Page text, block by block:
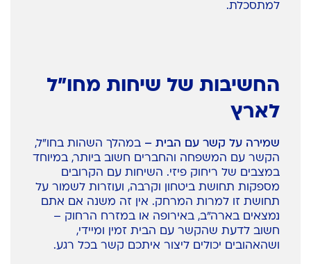
למתסכלת.
החשיבות של שיחות מחו"ל
לארץ
שמירה על קשר עם הבית – במהלך השהות בחו"ל,
הקשר עם המשפחה והחברים חשוב ביותר, במיוחד
במצבים של ריחוק פיזי. השיחות עם הקרובים
מספקות תחושת ביטחון וקרבה, ועוזרות לשמור על
תחושת זו למרות המרחק. אין זה משנה אם אתם
נמצאים בארה"ב, באירופה או במזרח הרחוק –
חשוב לדעת שהקשר עם הבית זמין ומיידי,
ושהאהובים יכולים ליצור איתכם קשר בכל רגע.